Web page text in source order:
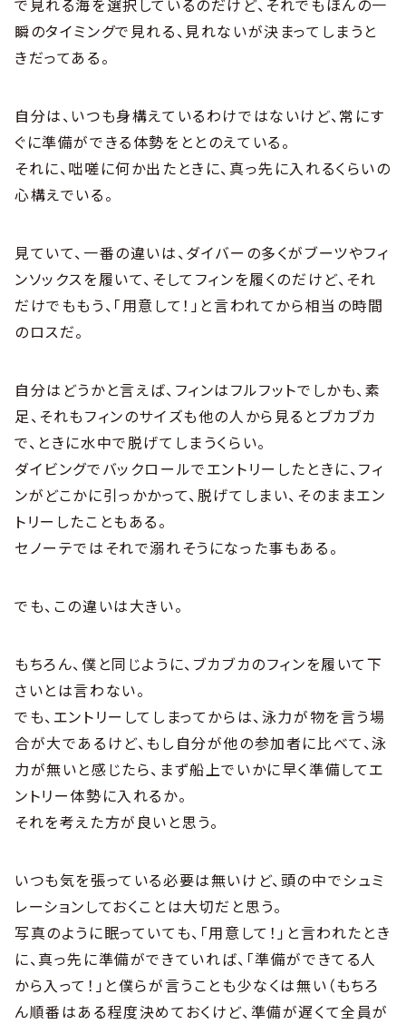
で見れる海を選択しているのだけど、それでもほんの一
瞬のタイミングで見れる、見れないが決まってしまうと
きだってある。
自分は、いつも身構えているわけではないけど、常にす
ぐに準備ができる体勢をととのえている。
それに、咄嗟に何か出たときに、真っ先に入れるくらいの
心構えでいる。
見ていて、一番の違いは、ダイバーの多くがブーツやフィ
ンソックスを履いて、そしてフィンを履くのだけど、それ
だけでももう、「用意して！」と言われてから相当の時間
のロスだ。
自分はどうかと言えば、フィンはフルフットでしかも、素
足、それもフィンのサイズも他の人から見るとブカブカ
で、ときに水中で脱げてしまうくらい。
ダイビングでバックロールでエントリーしたときに、フィ
ンがどこかに引っかかって、脱げてしまい、そのままエン
トリーしたこともある。
セノーテではそれで溺れそうになった事もある。
でも、この違いは大きい。
もちろん、僕と同じように、ブカブカのフィンを履いて下
さいとは言わない。
でも、エントリーしてしまってからは、泳力が物を言う場
合が大であるけど、もし自分が他の参加者に比べて、泳
力が無いと感じたら、まず船上でいかに早く準備してエ
ントリー体勢に入れるか。
それを考えた方が良いと思う。
いつも気を張っている必要は無いけど、頭の中でシュミ
レーションしておくことは大切だと思う。
写真のように眠っていても、「用意して！」と言われたとき
に、真っ先に準備ができていれば、「準備ができてる人
から入って！」と僕らが言うことも少なくは無い（もちろ
ん順番はある程度決めておくけど、準備が遅くて全員が